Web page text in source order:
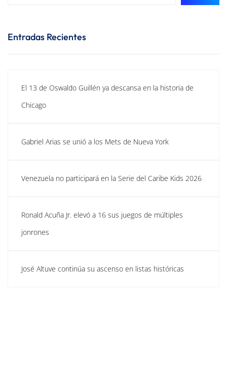
Entradas Recientes
El 13 de Oswaldo Guillén ya descansa en la historia de
Chicago
Gabriel Arias se unió a los Mets de Nueva York
Venezuela no participará en la Serie del Caribe Kids 2026
Ronald Acuña Jr. elevó a 16 sus juegos de múltiples
jonrones
José Altuve continúa su ascenso en listas históricas